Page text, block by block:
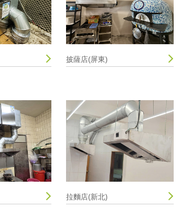
披薩店(屏東)
拉麵店(新北)